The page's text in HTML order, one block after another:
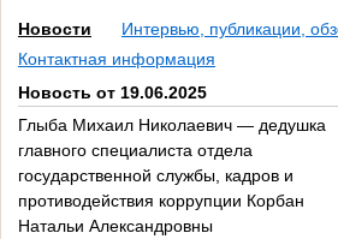
Новости
Интервью, публикации,
Контактная информация
Новость от 19.06.2025
Глыба Михаил Николаевич — дедушка
главного специалиста отдела
государственной службы, кадров и
противодействия коррупции Корбан
Натальи Александровны